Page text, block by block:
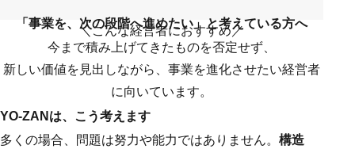
＼こんな経営者におすすめ／
「事業を、次の段階へ進めたい」と考えている方へ
今まで積み上げてきたものを否定せず、
新しい価値を見出しながら、事業を進化させたい経営者
に向いています。
YO-ZANは、こう考えます
多くの場合、問題は努力や能力ではありません。 構造